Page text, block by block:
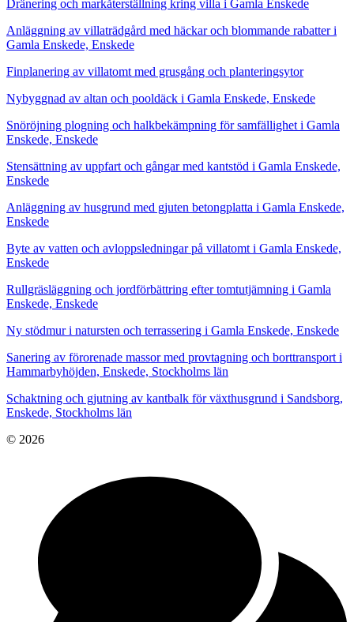
Dränering och markåterställning kring villa i Gamla Enskede
Anläggning av villaträdgård med häckar och blommande rabatter i
Gamla Enskede, Enskede
Finplanering av villatomt med grusgång och planteringsytor
Nybyggnad av altan och pooldäck i Gamla Enskede, Enskede
Snöröjning plogning och halkbekämpning för samfällighet i Gamla
Enskede, Enskede
Stensättning av uppfart och gångar med kantstöd i Gamla Enskede,
Enskede
Anläggning av husgrund med gjuten betongplatta i Gamla Enskede,
Enskede
Byte av vatten och avloppsledningar på villatomt i Gamla Enskede,
Enskede
Rullgräsläggning och jordförbättring efter tomtutjämning i Gamla
Enskede, Enskede
Ny stödmur i natursten och terrassering i Gamla Enskede, Enskede
Sanering av förorenade massor med provtagning och borttransport i
Hammarbyhöjden, Enskede, Stockholms län
Schaktning och gjutning av kantbalk för växthusgrund i Sandsborg,
Enskede, Stockholms län
© 2026